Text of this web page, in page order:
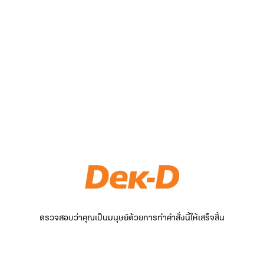
ตรวจสอบว่าคุณเป็นมนุษย์ด้วยการทำคำสั่งนี้ให้เสร็จสิ้น